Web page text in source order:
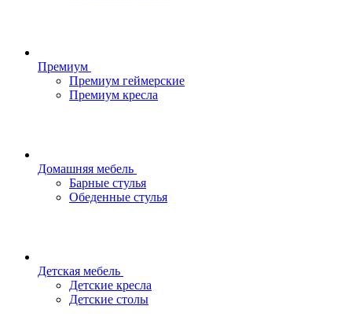
Премиум
Премиум геймерские
Премиум кресла
Домашняя мебель
Барные стулья
Обеденные стулья
Детская мебель
Детские кресла
Детские столы